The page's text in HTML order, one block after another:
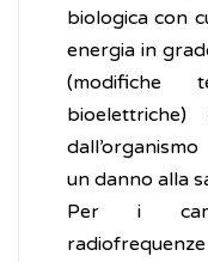
biologica con
energia in
(modifiche
un danno alla
Per i